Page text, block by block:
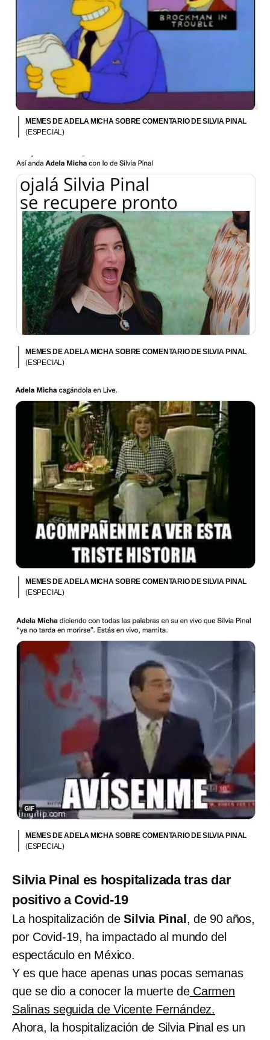
MEMES DE ADELA MICHA SOBRE COMENTARIO DE SILVIA PINAL
(ESPECIAL)
MEMES DE ADELA MICHA SOBRE COMENTARIO DE SILVIA PINAL
(ESPECIAL)
MEMES DE ADELA MICHA SOBRE COMENTARIO DE SILVIA PINAL
(ESPECIAL)
MEMES DE ADELA MICHA SOBRE COMENTARIO DE SILVIA PINAL
(ESPECIAL)
Silvia Pinal es hospitalizada tras dar
positivo a Covid-19
La hospitalización deSilvia Pinal , de 90 años,
por Covid-19, ha impactado al mundo del
espectáculo en México.
Y es que hace apenas unas pocas semanas
que se dio a conocer la muerte deCarmen
Salinas seguida de Vicente Fernández.
Ahora, la hospitalización de Silvia Pinal es un